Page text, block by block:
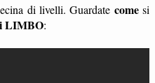
di livelli. Guardate comesi
LIMBO: